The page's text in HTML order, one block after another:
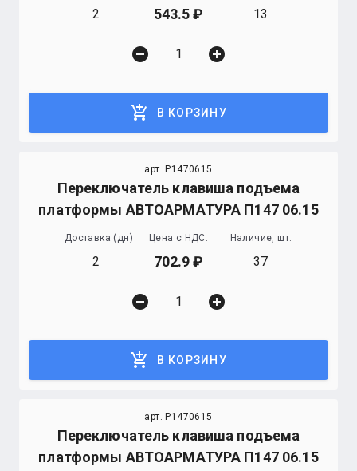
2 543.5 13
remove_circle add_circle
add_shopping_cart В КОРЗИНУ
арт. P1470615
Переключатель клавиша подъема
платформы АВТОАРМАТУРА П147 06.15
Доставка (дн)
2
Цена с НДС:
702.9
Наличие, шт.
37
remove_circle add_circle
add_shopping_cart В КОРЗИНУ
арт. P1470615
Переключатель клавиша подъема
платформы АВТОАРМАТУРА П147 06.15